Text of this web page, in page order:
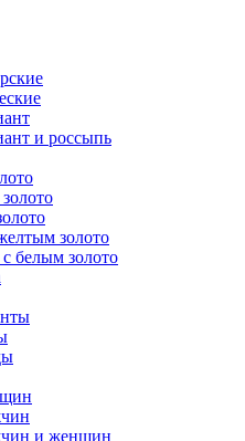
и россыпь
золото
белым золото
и женщин